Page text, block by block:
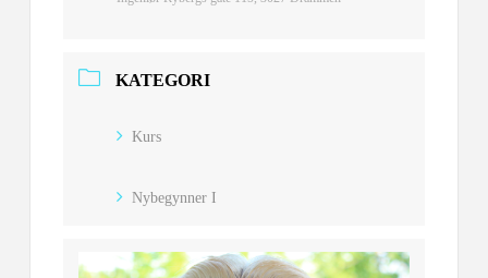
KATEGORI
Kurs
Nybegynner I